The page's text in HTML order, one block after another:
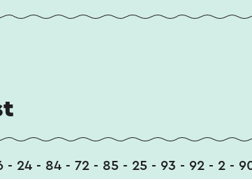
- 24 - 84 - 72 - 85 - 25 - 93 - 92 - 2 -